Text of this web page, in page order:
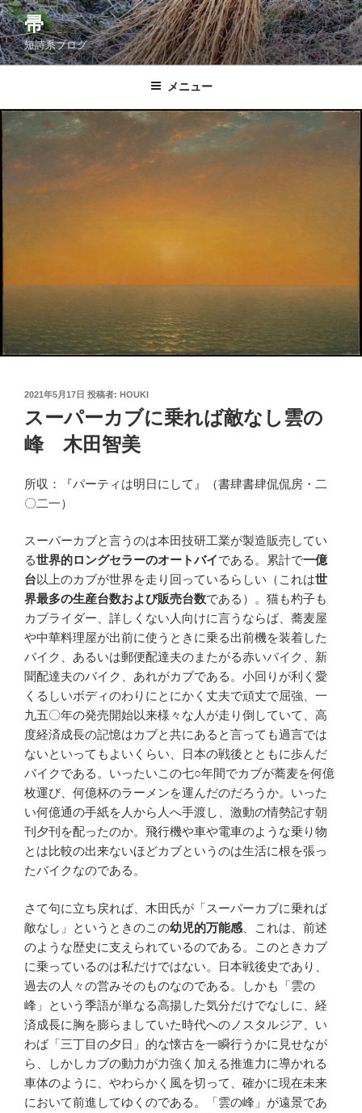
コ
ン
テ
ン
ス
プ
帚
短詩系ブログ
メニュー
投
日:
2021年5月17日 投稿者: HOUKI
スーパーカブに乗れば敵なし雲の
峰 木田智美
所収：『パーティは明日にして』（書肆書肆侃侃房・二
〇二一）
スーパーカブと言うのは本田技研工業が製造販売してい
る世界的ロングセラーのオートバイである。累計で一億
台以上のカブが世界を走り回っているらしい（これは世
界最多の生産台数および販売台数である）。猫も杓子も
カブライダー、詳しくない人向けに言うならば、蕎麦屋
や中華料理屋が出前に使うときに乗る出前機を装着した
バイク、あるいは郵便配達夫のまたがる赤いバイク、新
聞配達夫のバイク、あれがカブである。小回りが利く愛
くるしいボディのわりにとにかく丈夫で頑丈で屈強、一
九五〇年の発売開始以来様々な人が走り倒していて、高
度経済成長の記憶はカブと共にあると言っても過言では
ないといってもよいくらい、日本の戦後とともに歩んだ
バイクである。いったいこの七○年間でカブが蕎麦を何億
枚運び、何億杯のラーメンを運んだのだろうか。いった
い何億通の手紙を人から人へ手渡し、激動の情勢記す朝
刊夕刊を配ったのか。飛行機や車や電車のような乗り物
とは比較の出来ないほどカブというのは生活に根を張っ
たバイクなのである。
さて句に立ち戻れば、木田氏が「スーパーカブに乗れば
敵なし」というときのこの幼児的万能感 、これは、前述
のような歴史に支えられているのである。このときカブ
に乗っているのは私だけではない。日本戦後史であり、
過去の人々の営みそのものなのである。しかも「雲の
峰」という季語が単なる高揚した気分だけでなしに、経
済成長に胸を膨らましていた時代へのノスタルジア、い
わば「三丁目の夕日」的な懐古を一瞬行うかに見せなが
ら、しかしカブの動力が力強く加える推進力に導かれる
車体のように、やわらかく風を切って、確かに現在未来
において前進してゆくのである。「雲の峰」が遠景であ